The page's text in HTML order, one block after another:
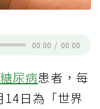
00:00 / 00:00
糖尿病患者，每
日為「世界